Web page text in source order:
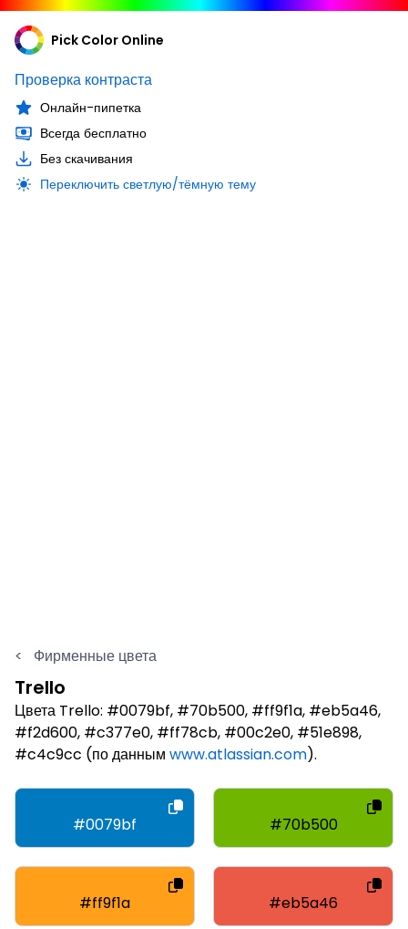
Pick Color Online
Проверка контраста
Онлайн-пипетка
Всегда бесплатно
Без скачивания
Переключить светлую/тёмную тему
< Фирменные цвета
Trello
Цвета Trello: #0079bf, #70b500, #ff9f1a, #eb5a46,
#f2d600, #c377e0, #ff78cb, #00c2e0, #51e898,
#c4c9cc (по данным www.atlassian.com).
#0079bf #70b500
#ff9f1a #eb5a46